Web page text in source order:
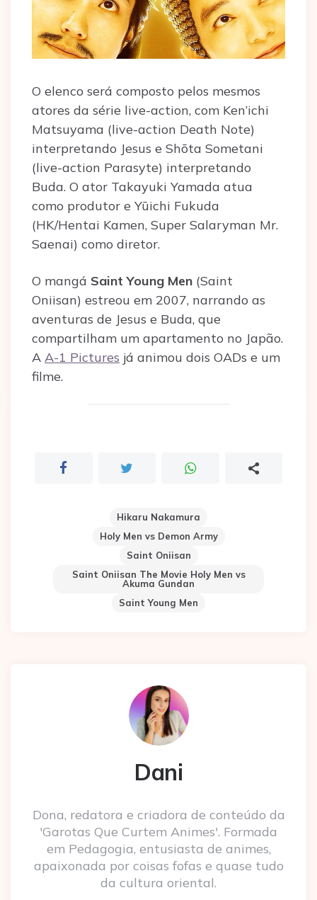
O elenco será composto pelos mesmos
atores da série live-action, com Ken’ichi
Matsuyama (live-action Death Note)
interpretando Jesus e Shōta Sometani
(live-action Parasyte) interpretando
Buda. O ator Takayuki Yamada atua
como produtor e Yūichi Fukuda
(HK/Hentai Kamen, Super Salaryman Mr.
Saenai) como diretor.
O mangá Saint Young Men (Saint
Oniisan) estreou em 2007, narrando as
aventuras de Jesus e Buda, que
compartilham um apartamento no Japão.
A A-1 Pictures já animou dois OADs e um
filme.
Hikaru Nakamura
Holy Men vs Demon Army
Saint Oniisan
Saint Oniisan The Movie Holy Men vs
Akuma Gundan
Saint Young Men
Dani
Dona, redatora e criadora de conteúdo da
'Garotas Que Curtem Animes'. Formada
em Pedagogia, entusiasta de animes,
apaixonada por coisas fofas e quase tudo
da cultura oriental.